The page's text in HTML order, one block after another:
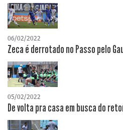
06/02/2022
Zeca é derrotado no Passo pelo
05/02/2022
De volta pra casa em busca do